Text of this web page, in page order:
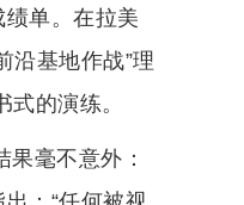
单。在拉美
沿基地作战”理
的演练。
毫不意外：